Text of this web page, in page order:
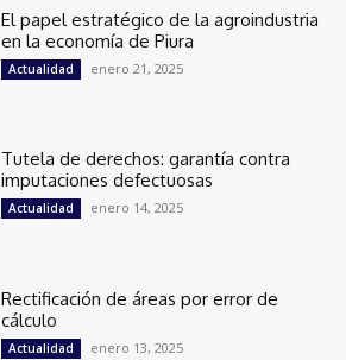
El papel estratégico de la agroindustria
en la economía de Piura
Actualidad enero 21, 2025
Tutela de derechos: garantía contra
imputaciones defectuosas
Actualidad enero 14, 2025
Rectificación de áreas por error de
cálculo
Actualidad enero 13, 2025